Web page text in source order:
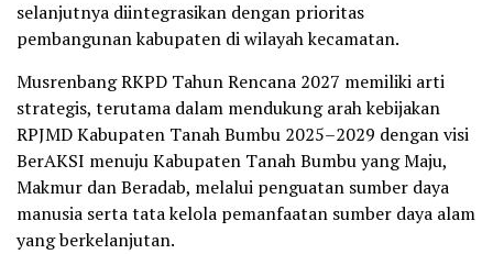
selanjutnya diintegrasikan dengan prioritas
pembangunan kabupaten di wilayah kecamatan.
Musrenbang RKPD Tahun Rencana 2027 memiliki arti
strategis, terutama dalam mendukung arah kebijakan
RPJMD Kabupaten Tanah Bumbu 2025–2029 dengan visi
BerAKSI menuju Kabupaten Tanah Bumbu yang Maju,
Makmur dan Beradab, melalui penguatan sumber daya
manusia serta tata kelola pemanfaatan sumber daya alam
yang berkelanjutan.